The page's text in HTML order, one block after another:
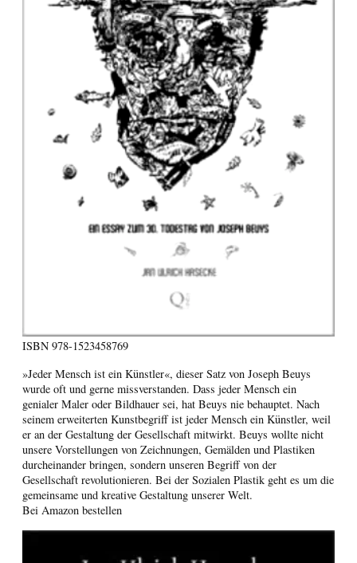
ISBN 978-1523458769
»Jeder Mensch ist ein Künstler«, dieser Satz von Joseph Beuys
wurde oft und gerne missverstanden. Dass jeder Mensch ein
genialer Maler oder Bildhauer sei, hat Beuys nie behauptet. Nach
seinem erweiterten Kunstbegriff ist jeder Mensch ein Künstler, weil
er an der Gestaltung der Gesellschaft mitwirkt. Beuys wollte nicht
unsere Vorstellungen von Zeichnungen, Gemälden und Plastiken
durcheinander bringen, sondern unseren Begriff von der
Gesellschaft revolutionieren. Bei der Sozialen Plastik geht es um die
gemeinsame und kreative Gestaltung unserer Welt.
Bei Amazon bestellen